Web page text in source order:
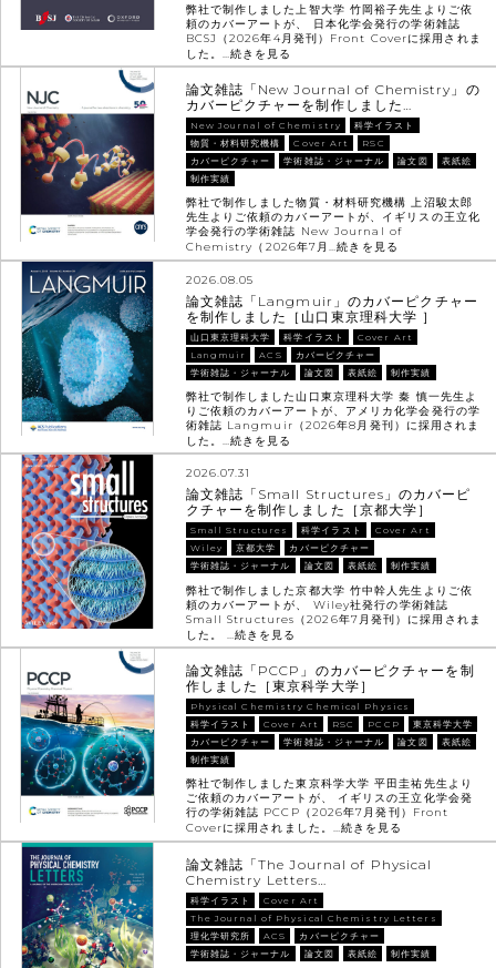
弊社で制作しました上智大学 竹岡裕子先生よりご依
頼のカバーアートが、 日本化学会発行の学術雑誌
BCSJ（2026年4月発刊）Front Coverに採用されま
した。…続きを見る
論文雑誌「New Journal of Chemistry」の
カバーピクチャーを制作しました…
New Journal of Chemistry
科学イラスト
物質・材料研究機構
Cover Art
RSC
カバーピクチャー
学術雑誌・ジャーナル 論文図
表紙絵
制作実績
弊社で制作しました物質・材料研究機構 上沼駿太郎
先生よりご依頼のカバーアートが、イギリスの王立化
学会発行の学術雑誌 New Journal of
Chemistry（2026年7月…続きを見る
2026.08.05
論文雑誌「Langmuir」のカバーピクチャー
を制作しました［山口東京理科大学 ］
山口東京理科大学 科学イラスト
Cover Art
Langmuir
ACS
カバーピクチャー
学術雑誌・ジャーナル
論文図 表紙絵 制作実績
弊社で制作しました山口東京理科大学 秦 慎一先生よ
りご依頼のカバーアートが、アメリカ化学会発行の学
術雑誌 Langmuir（2026年8月発刊）に採用されま
した。…続きを見る
2026.07.31
論文雑誌「Small Structures」のカバーピ
クチャーを制作しました［京都大学］
Small Structures 科学イラスト
Cover Art
Wiley
京都大学
カバーピクチャー
学術雑誌・ジャーナル
論文図 表紙絵 制作実績
弊社で制作しました京都大学 竹中幹人先生よりご依
頼のカバーアートが、 Wiley社発行の学術雑誌
Small Structures（2026年7月発刊）に採用されま
した。 …続きを見る
論文雑誌「PCCP」のカバーピクチャーを制
作しました［東京科学大学］
Physical Chemistry Chemical Physics
科学イラスト
Cover Art RSC PCCP
東京科学大学
カバーピクチャー
学術雑誌・ジャーナル 論文図
表紙絵
制作実績
弊社で制作しました東京科学大学 平田圭祐先生より
ご依頼のカバーアートが、 イギリスの王立化学会発
行の学術雑誌 PCCP（2026年7月発刊）Front
Coverに採用されました。…続きを見る
論文雑誌「The Journal of Physical
Chemistry Letters…
科学イラスト
Cover Art
The Journal of Physical Chemistry Letters
理化学研究所
ACS
カバーピクチャー
学術雑誌・ジャーナル
論文図 表紙絵 制作実績